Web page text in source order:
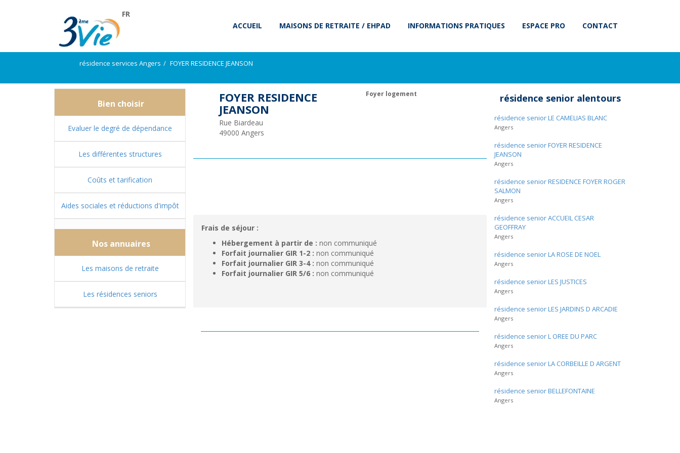
FR
ACCUEIL
MAISONS DE RETRAITE / EHPAD INFORMATIONS PRATIQUES ESPACE PRO CONTACT
résidence services Angers FOYER RESIDENCE JEANSON
Bien choisir
Evaluer le degré de dépendance
Les différentes structures
Coûts et tarification
Aides sociales et réductions d'impôt
Nos annuaires
Les maisons de retraite
Les résidences seniors
FOYER RESIDENCE
JEANSON
Rue Biardeau
49000 Angers
Foyer logement
Frais de séjour :
Hébergement à partir de : non communiqué
Forfait journalier GIR 1-2 : non communiqué
Forfait journalier GIR 3-4 : non communiqué
Forfait journalier GIR 5/6 : non communiqué
résidence senior alentours
résidence senior LE CAMELIAS BLANC
Angers
résidence senior FOYER RESIDENCE
JEANSON
Angers
résidence senior RESIDENCE FOYER ROGER
SALMON
Angers
résidence senior ACCUEIL CESAR
GEOFFRAY
Angers
résidence senior LA ROSE DE NOEL
Angers
résidence senior LES JUSTICES
Angers
résidence senior LES JARDINS D ARCADIE
Angers
résidence senior L OREE DU PARC
Angers
résidence senior LA CORBEILLE D ARGENT
Angers
résidence senior BELLEFONTAINE
Angers